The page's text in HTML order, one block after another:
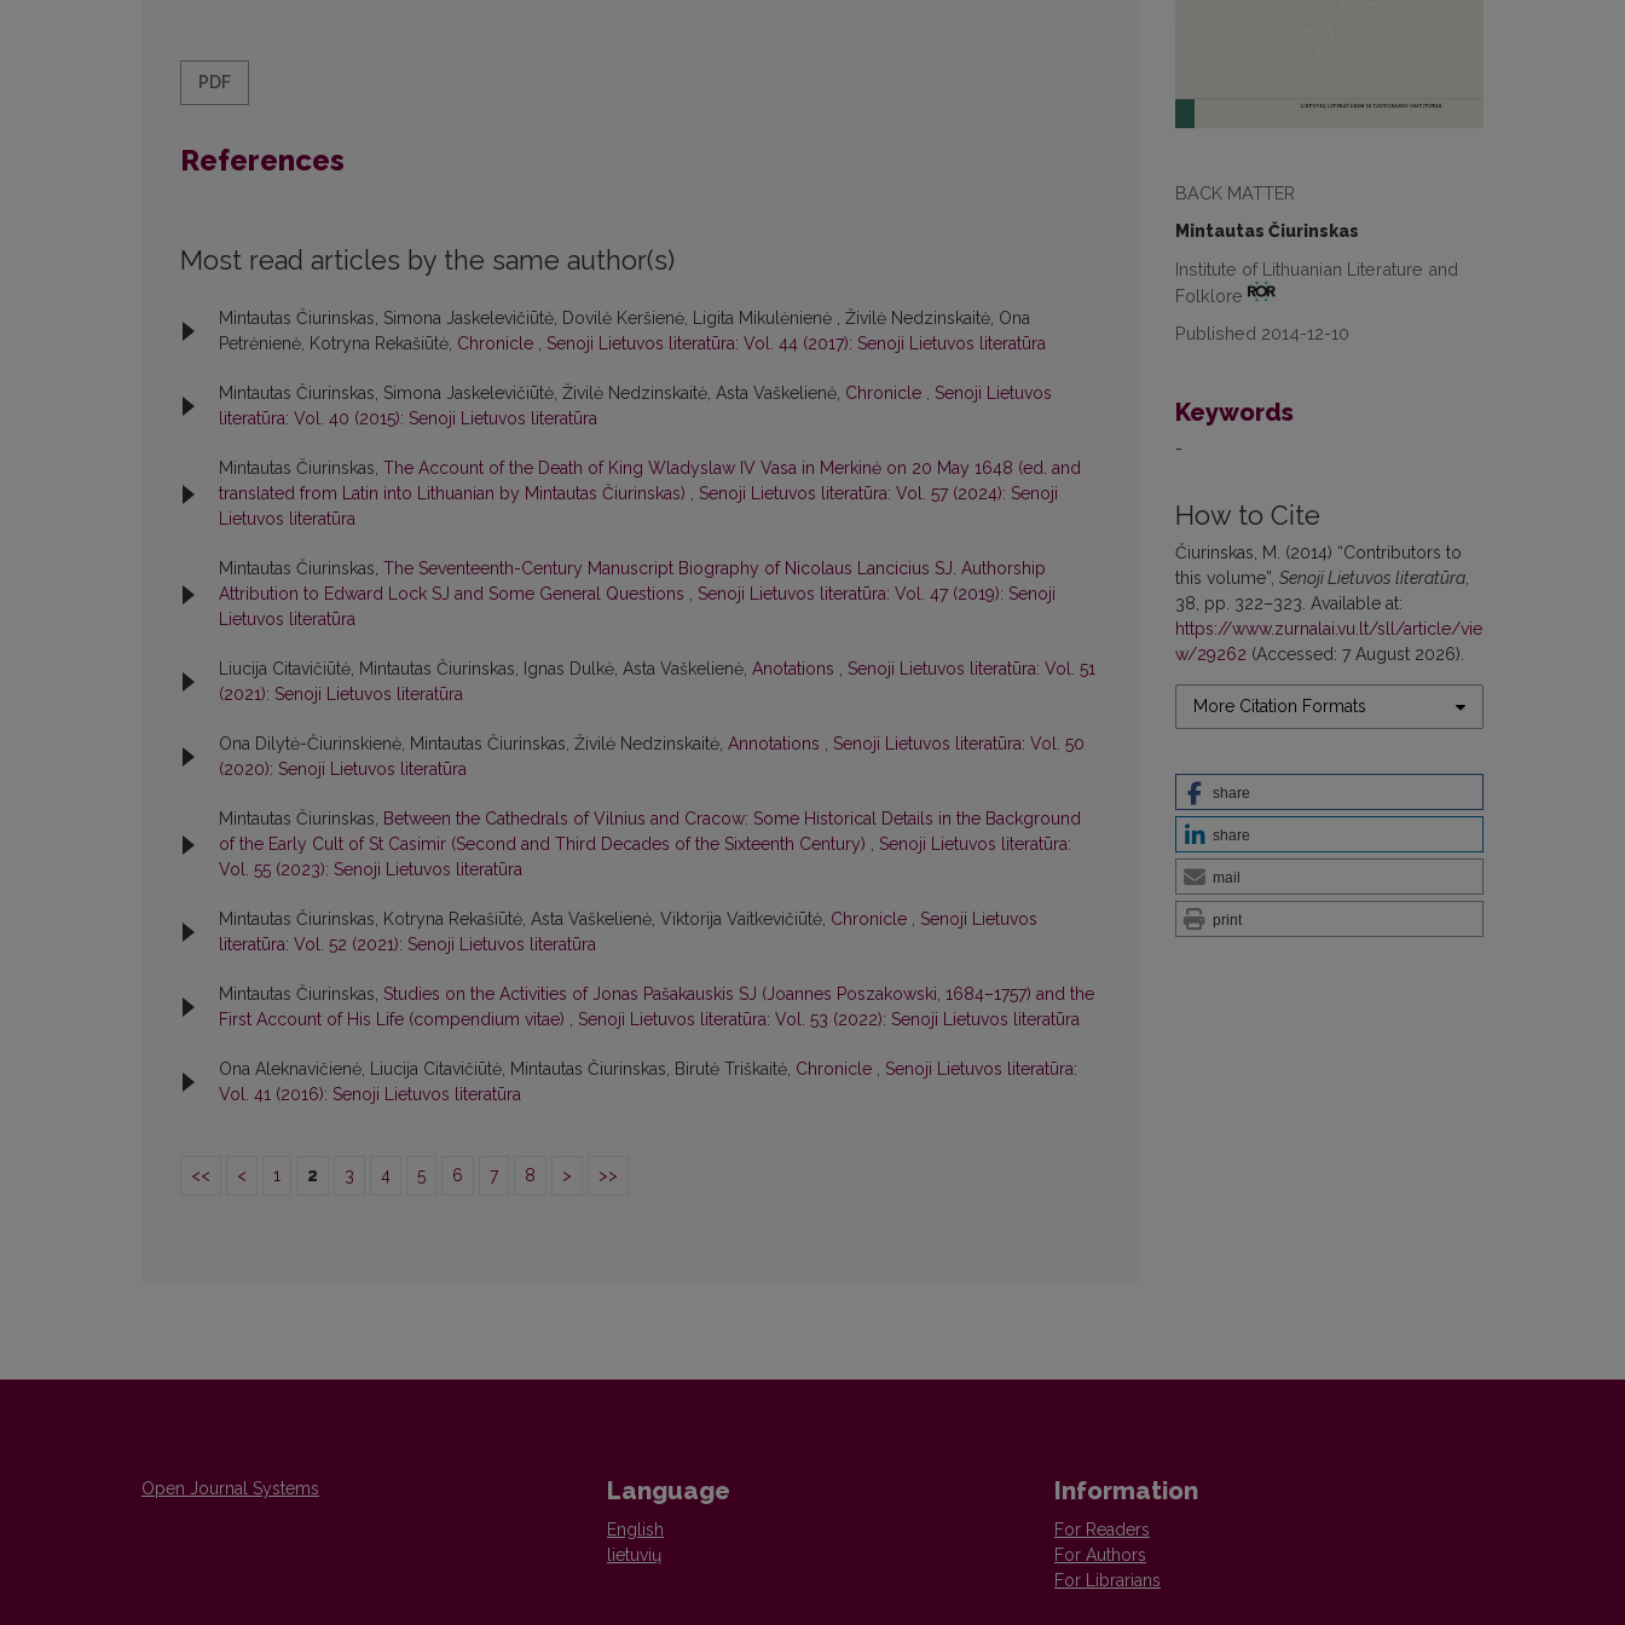
BACK MATTER
Mintautas Čiurinskas
Institute of Lithuanian Literature and
Folklore
Published 2014-12-10
Keywords
-
How to Cite
Čiurinskas, M. (2014) “Contributors to
this volume”, Senoji Lietuvos literatūra,
38, pp. 322–323. Available at:
https://www.zurnalai.vu.lt/sll/article/vie
w/29262 (Accessed: 7 August 2026).
More Citation Formats
share
share
mail
print
PDF
References
Most read articles by the same author(s)
Mintautas Čiurinskas, Simona Jaskelevičiūtė, Dovilė Keršienė, Ligita Mikulėnienė , Živilė Nedzinskaitė, Ona
Petrėnienė, Kotryna Rekašiūtė, Chronicle , Senoji Lietuvos literatūra: Vol. 44 (2017): Senoji Lietuvos literatūra
Mintautas Čiurinskas, Simona Jaskelevičiūtė, Živilė Nedzinskaitė, Asta Vaškelienė, Chronicle , Senoji Lietuvos
literatūra: Vol. 40 (2015): Senoji Lietuvos literatūra
Mintautas Čiurinskas, The Account of the Death of King Wladyslaw IV Vasa in Merkinė on 20 May 1648 (ed. and
translated from Latin into Lithuanian by Mintautas Čiurinskas) , Senoji Lietuvos literatūra: Vol. 57 (2024): Senoji
Lietuvos literatūra
Mintautas Čiurinskas, The Seventeenth-Century Manuscript Biography of Nicolaus Lancicius SJ. Authorship
Attribution to Edward Lock SJ and Some General Questions , Senoji Lietuvos literatūra: Vol. 47 (2019): Senoji
Lietuvos literatūra
Liucija Citavičiūtė, Mintautas Čiurinskas, Ignas Dulkė, Asta Vaškelienė, Anotations , Senoji Lietuvos literatūra: Vol. 51
(2021): Senoji Lietuvos literatūra
Ona Dilytė-Čiurinskienė, Mintautas Čiurinskas, Živilė Nedzinskaitė, Annotations , Senoji Lietuvos literatūra: Vol. 50
(2020): Senoji Lietuvos literatūra
Mintautas Čiurinskas, Between the Cathedrals of Vilnius and Cracow: Some Historical Details in the Background
of the Early Cult of St Casimir (Second and Third Decades of the Sixteenth Century) , Senoji Lietuvos literatūra:
Vol. 55 (2023): Senoji Lietuvos literatūra
Mintautas Čiurinskas, Kotryna Rekašiūtė, Asta Vaškelienė, Viktorija Vaitkevičiūtė, Chronicle , Senoji Lietuvos
literatūra: Vol. 52 (2021): Senoji Lietuvos literatūra
Mintautas Čiurinskas, Studies on the Activities of Jonas Pašakauskis SJ (Joannes Poszakowski, 1684–1757) and the
First Account of His Life (compendium vitae) , Senoji Lietuvos literatūra: Vol. 53 (2022): Senoji Lietuvos literatūra
Ona Aleknavičienė, Liucija Citavičiūtė, Mintautas Čiurinskas, Birutė Triškaitė, Chronicle , Senoji Lietuvos literatūra:
Vol. 41 (2016): Senoji Lietuvos literatūra
<< < 1 2 3 4 5 6 7 8 > >>
Open Journal Systems Language
English
lietuvių
Information
For Readers
For Authors
For Librarians